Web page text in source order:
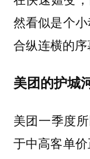
然看似是个
合纵连横的序
美团的护城
美团一季度
于中高客单